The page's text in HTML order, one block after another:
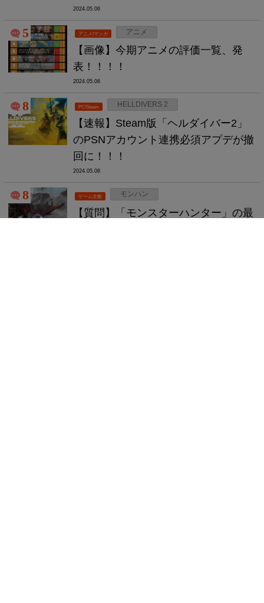
2024.05.06
アニメ/マンガ アニメ
【画像】今期アニメの評価一覧、発
表！！！！
2024.05.06
5
PC/Steam HELLDIVERS 2
【速報】Steam版「ヘルダイバー2」
のPSNアカウント連携必須アプデが撤
回に！！！
2024.05.06
8
ゲーム全般 モンハン
【質問】「モンスターハンター」の最
8